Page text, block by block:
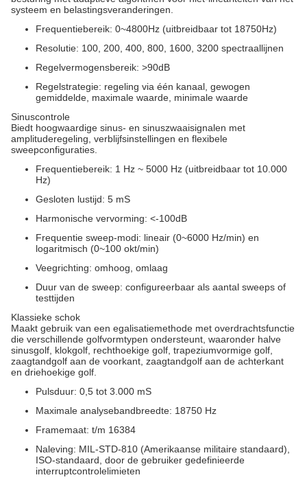
systeem en belastingsveranderingen.
Frequentiebereik: 0~4800Hz (uitbreidbaar tot 18750Hz)
Resolutie: 100, 200, 400, 800, 1600, 3200 spectraallijnen
Regelvermogensbereik: >90dB
Regelstrategie: regeling via één kanaal, gewogen
gemiddelde, maximale waarde, minimale waarde
Sinuscontrole
Biedt hoogwaardige sinus- en sinuszwaaisignalen met
amplituderegeling, verblijfsinstellingen en flexibele
sweepconfiguraties.
Frequentiebereik: 1 Hz ~ 5000 Hz (uitbreidbaar tot 10.000
Hz)
Gesloten lustijd: 5 mS
Harmonische vervorming: <-100dB
Frequentie sweep-modi: lineair (0~6000 Hz/min) en
logaritmisch (0~100 okt/min)
Veegrichting: omhoog, omlaag
Duur van de sweep: configureerbaar als aantal sweeps of
testtijden
Klassieke schok
Maakt gebruik van een egalisatiemethode met overdrachtsfunctie
die verschillende golfvormtypen ondersteunt, waaronder halve
sinusgolf, klokgolf, rechthoekige golf, trapeziumvormige golf,
zaagtandgolf aan de voorkant, zaagtandgolf aan de achterkant
en driehoekige golf.
Pulsduur: 0,5 tot 3.000 mS
Maximale analysebandbreedte: 18750 Hz
Framemaat: t/m 16384
Naleving: MIL-STD-810 (Amerikaanse militaire standaard),
ISO-standaard, door de gebruiker gedefinieerde
interruptcontrolelimieten